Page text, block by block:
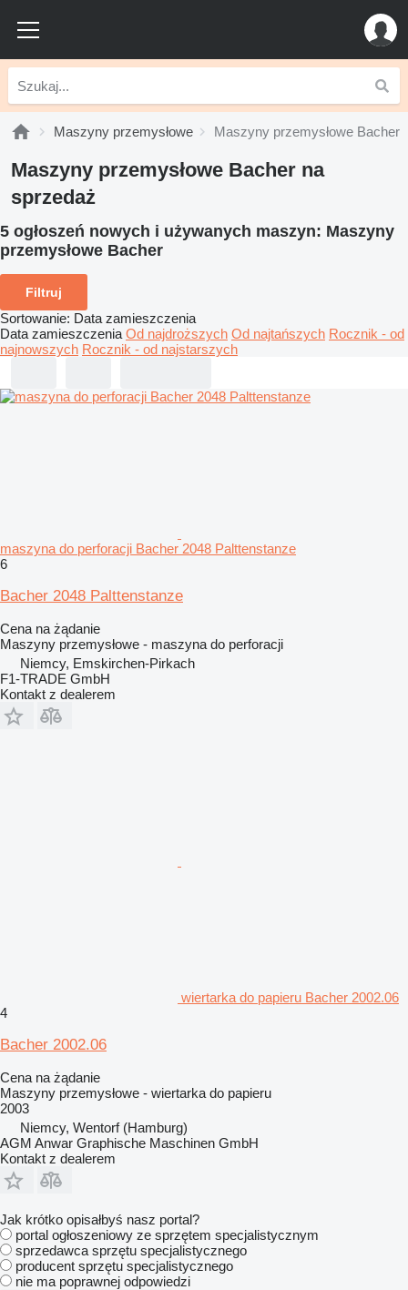
Maszyny przemysłowe Maszyny przemysłowe Bacher
Maszyny przemysłowe Bacher na
sprzedaż
5 ogłoszeń nowych i używanych maszyn: Maszyny
przemysłowe Bacher
Filtruj
Sortowanie: Data zamieszczenia
Data zamieszczenia Od najdroższych Od najtańszych Rocznik - od
najnowszych Rocznik - od najstarszych
maszyna do perforacji Bacher 2048 Palttenstanze
6
Bacher 2048 Palttenstanze
Cena na żądanie
Maszyny przemysłowe - maszyna do perforacji
Niemcy, Emskirchen-Pirkach
F1-TRADE GmbH
Kontakt z dealerem
wiertarka do papieru Bacher 2002.06
4
Bacher 2002.06
Cena na żądanie
Maszyny przemysłowe - wiertarka do papieru
2003
Niemcy, Wentorf (Hamburg)
AGM Anwar Graphische Maschinen GmbH
Kontakt z dealerem
Jak krótko opisałbyś nasz portal?
portal ogłoszeniowy ze sprzętem specjalistycznym
sprzedawca sprzętu specjalistycznego
producent sprzętu specjalistycznego
nie ma poprawnej odpowiedzi